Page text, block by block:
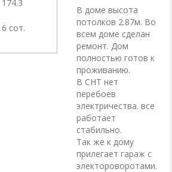
174.3
6 сот.
В доме высота
потолков 2.87м. Во
всем доме сделан
ремонт. Дом
полностью готов к
проживанию.
В СНТ нет
перебоев
электричества. все
работает
стабильно.
Так же к дому
прилегает гараж с
электороворотами.